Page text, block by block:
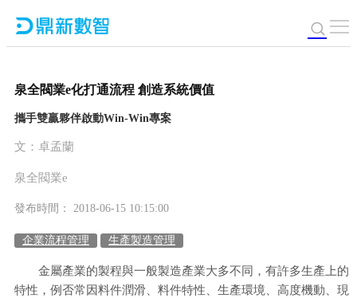
泉全閥業e化打通流程 創造系統價值
攜手雙贏夥伴啟動Win-Win專案
文：卓孟蘭
泉全閥業e
發布時間： 2018-06-15 10:15:00
企業流程管理 生產製造管理
金屬產業的製程與一般製造產業大多不同，有許多生產上的
特性，例否常因料件潤滑、料件特性、生產環境、高度機動、現